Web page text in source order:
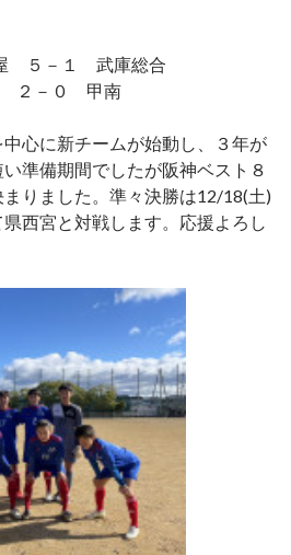
５－１ 武庫総合
２－０ 甲南
心に新チームが始動し、３年が
準備期間でしたが阪神ベスト８
りました。準々決勝は12/18(土)
西宮と対戦します。応援よろし